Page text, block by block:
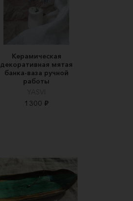
Керамическая
декоративная мятая
банка-ваза ручной
работы
YASVI
1300 ₽